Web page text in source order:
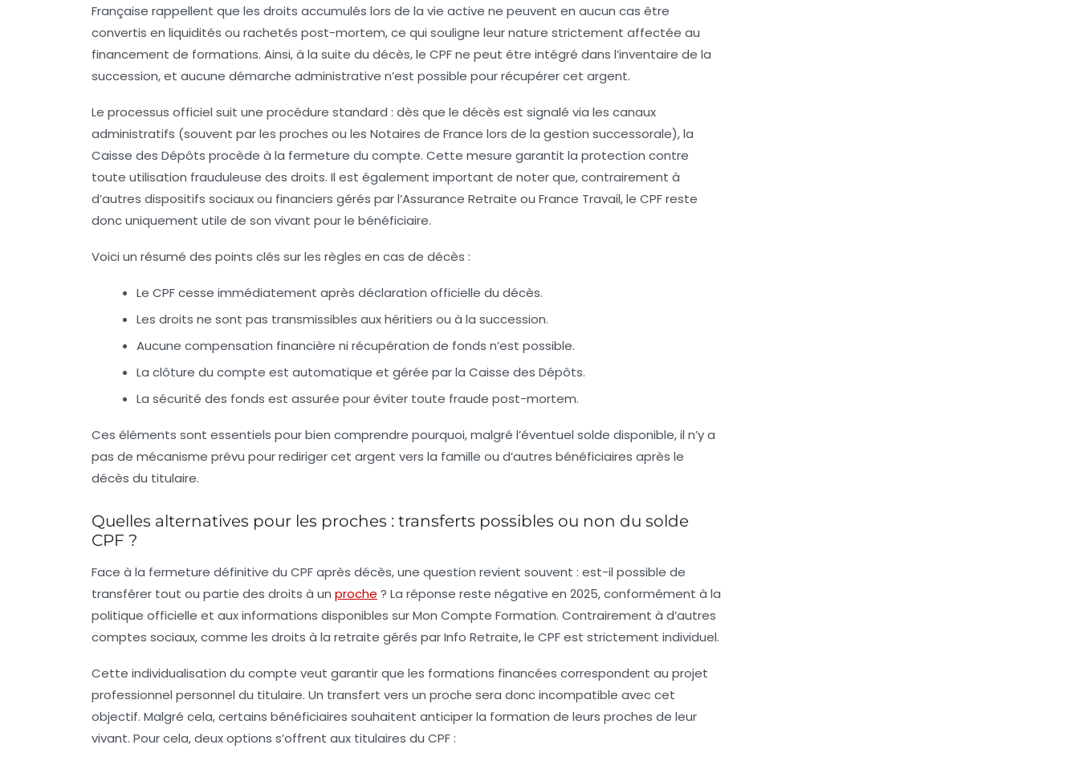
Française rappellent que les droits accumulés lors de la vie active ne peuvent en aucun cas être
convertis en liquidités ou rachetés post-mortem, ce qui souligne leur nature strictement affectée au
financement de formations. Ainsi, à la suite du décès, le CPF ne peut être intégré dans l’inventaire de la
succession, et aucune démarche administrative n’est possible pour récupérer cet argent.
Le processus officiel suit une procédure standard : dès que le décès est signalé via les canaux
administratifs (souvent par les proches ou les Notaires de France lors de la gestion successorale), la
Caisse des Dépôts procède à la fermeture du compte. Cette mesure garantit la protection contre
toute utilisation frauduleuse des droits. Il est également important de noter que, contrairement à
d’autres dispositifs sociaux ou financiers gérés par l’Assurance Retraite ou France Travail, le CPF reste
donc uniquement utile de son vivant pour le bénéficiaire.
Voici un résumé des points clés sur les règles en cas de décès :
Le CPF cesse immédiatement après déclaration officielle du décès.
Les droits ne sont pas transmissibles aux héritiers ou à la succession.
Aucune compensation financière ni récupération de fonds n’est possible.
La clôture du compte est automatique et gérée par la Caisse des Dépôts.
La sécurité des fonds est assurée pour éviter toute fraude post-mortem.
Ces éléments sont essentiels pour bien comprendre pourquoi, malgré l’éventuel solde disponible, il n’y a
pas de mécanisme prévu pour rediriger cet argent vers la famille ou d’autres bénéficiaires après le
décès du titulaire.
Quelles alternatives pour les proches : transferts possibles ou non du solde
CPF ?
Face à la fermeture définitive du CPF après décès, une question revient souvent : est-il possible de
transférer tout ou partie des droits à un proche ? La réponse reste négative en 2025, conformément à la
politique officielle et aux informations disponibles sur Mon Compte Formation. Contrairement à d’autres
comptes sociaux, comme les droits à la retraite gérés par Info Retraite, le CPF est strictement individuel.
Cette individualisation du compte veut garantir que les formations financées correspondent au projet
professionnel personnel du titulaire. Un transfert vers un proche sera donc incompatible avec cet
objectif. Malgré cela, certains bénéficiaires souhaitent anticiper la formation de leurs proches de leur
vivant. Pour cela, deux options s’offrent aux titulaires du CPF :